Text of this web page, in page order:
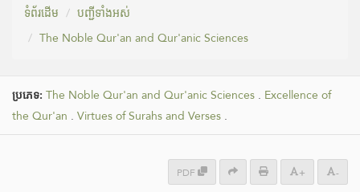
ទំព័រ​ដេីម
បញ្ជីទាំងអស់
The Noble Qur'an and Qur'anic Sciences
ប្រភេទ: The Noble Qur'an and Qur'anic Sciences . Excellence of
the Qur'an . Virtues of Surahs and Verses .
PDF + -